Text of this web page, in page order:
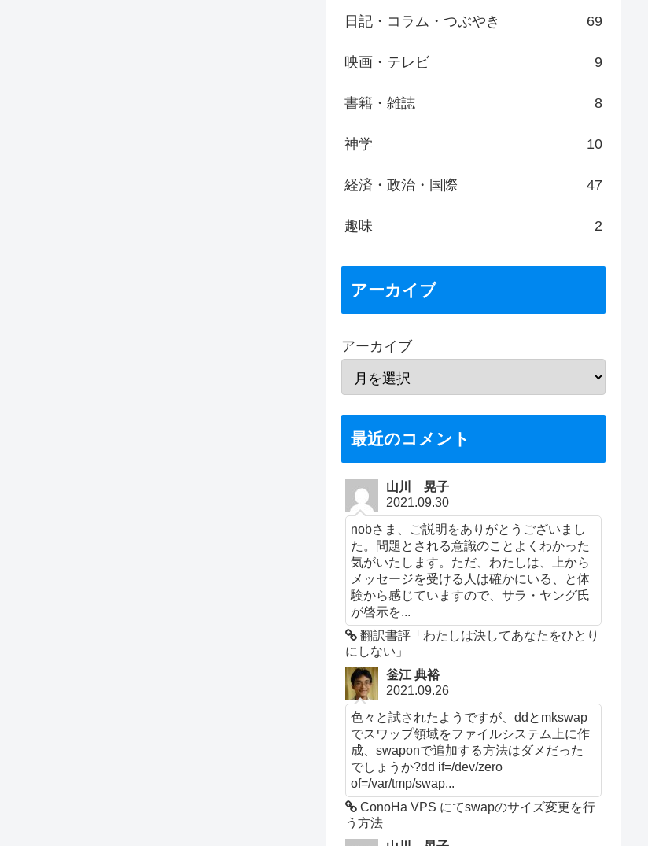
日記・コラム・つぶやき 69
映画・テレビ 9
書籍・雑誌 8
神学 10
経済・政治・国際 47
趣味 2
アーカイブ
アーカイブ
最近のコメント
山川 晃子
2021.09.30
nobさま、ご説明をありがとうございまし
た。問題とされる意識のことよくわかった
気がいたします。ただ、わたしは、上から
メッセージを受ける人は確かにいる、と体
験から感じていますので、サラ・ヤング氏
が啓示を...
翻訳書評「わたしは決してあなたをひとり
にしない」
釡江 典裕
2021.09.26
色々と試されたようですが、ddとmkswap
でスワップ領域をファイルシステム上に作
成、swaponで追加する方法はダメだった
でしょうか?dd if=/dev/zero
of=/var/tmp/swap...
ConoHa VPS にてswapのサイズ変更を行
う方法